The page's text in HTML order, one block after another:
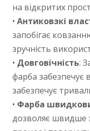
на відкритих
• Антиковзкі
запобігає
зручність
• Довговічність:
фарба забезпечує
забезпечує
• Фарба
дозволяє швидше